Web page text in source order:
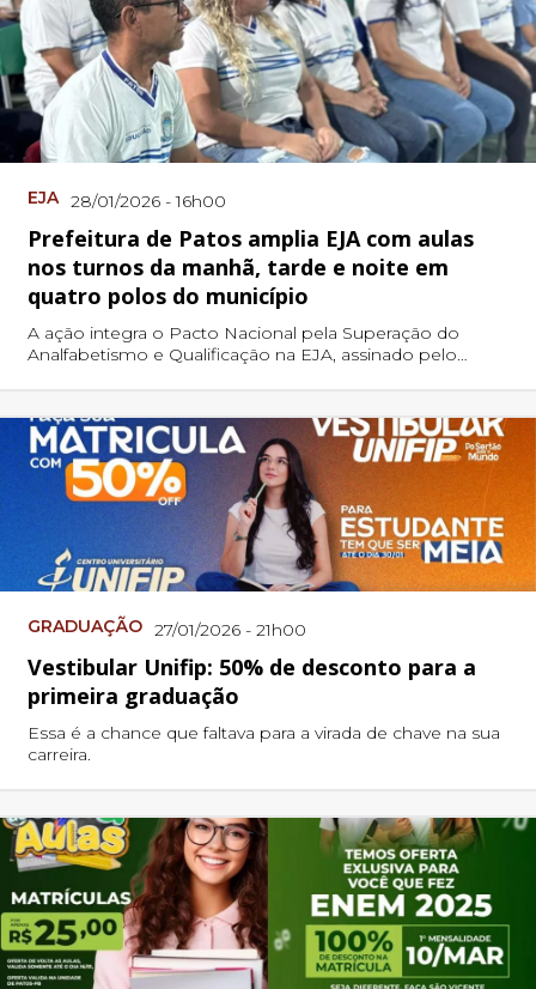
EJA 28/01/2026 - 16h00
Prefeitura de Patos amplia EJA com aulas
nos turnos da manhã, tarde e noite em
quatro polos do município
A ação integra o Pacto Nacional pela Superação do
Analfabetismo e Qualificação na EJA, assinado pelo
GRADUAÇÃO 27/01/2026 - 21h00
Vestibular Unifip: 50% de desconto para a
primeira graduação
Essa é a chance que faltava para a virada de chave na sua
carreira.